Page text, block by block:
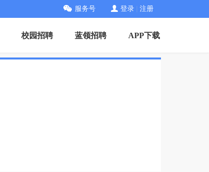
服务号 登录 注册
校园招聘 蓝领招聘 APP下载